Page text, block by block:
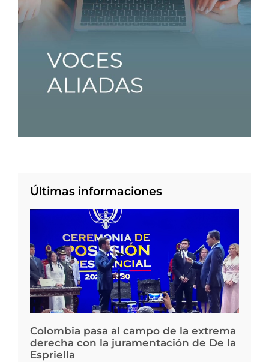
Últimas informaciones
Colombia pasa al campo de la extrema
derecha con la juramentación de De la
Espriella